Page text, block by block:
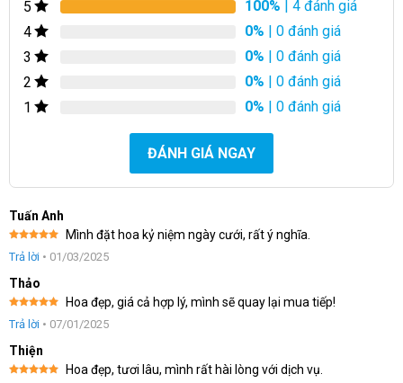
phúc và may mắn.
Shop hoa tươi Hoa Việt 247 không chỉ giao đến người nhận
những bông hoa tươi ngon, mà còn kèm theo những lời chúc ý
nghĩa và yêu thương trên tấm thiệp. Dành bất ngờ cho người
thân của bạn bằng cách tặng Đặt Giỏ Hoa Nhỏ, chắc chắn mối
quan hệ của bạn sẽ trở nên tốt đẹp và ấm cúng hơn mỗi ngày.
5 100% | 4 đánh giá
4
0% | 0 đánh giá
3
0% | 0 đánh giá
2
0% | 0 đánh giá
1
0% | 0 đánh giá
ĐÁNH GIÁ NGAY
Tuấn Anh
hạng5 5
Mình đặt hoa kỷ niệm ngày cưới, rất ý nghĩa.
Trả lời • 01/03/2025
Thảo
hạng5 5
Hoa đẹp, giá cả hợp lý, mình sẽ quay lại mua tiếp!
Trả lời • 07/01/2025
Thiện
Hoa đẹp, tươi lâu, mình rất hài lòng với dịch vụ.